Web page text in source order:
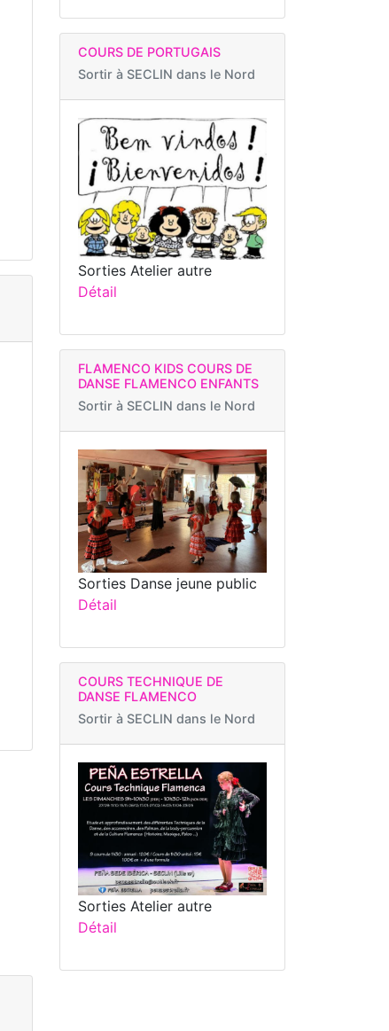
COURS DE PORTUGAIS
Sortir à SECLIN dans le Nord
Sorties Atelier autre
Détail
FLAMENCO KIDS COURS DE
DANSE FLAMENCO ENFANTS
Sortir à SECLIN dans le Nord
Sorties Danse jeune public
Détail
COURS TECHNIQUE DE
DANSE FLAMENCO
Sortir à SECLIN dans le Nord
Sorties Atelier autre
Détail